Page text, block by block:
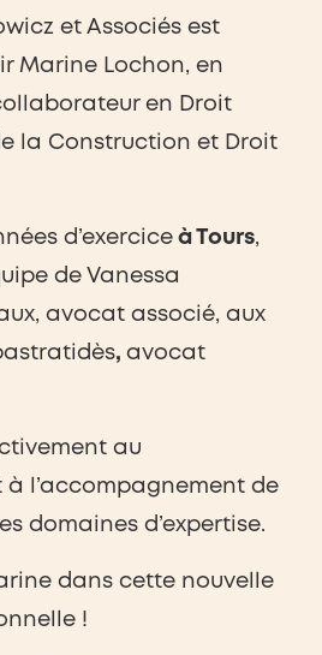
et Associés est
Marine Lochon, en
en Droit
la Construction et Droit
d’exercice à Tours,
de Vanessa
avocat associé, aux
, avocat
au
l’accompagnement de
domaines d’expertise.
dans cette nouvelle
!